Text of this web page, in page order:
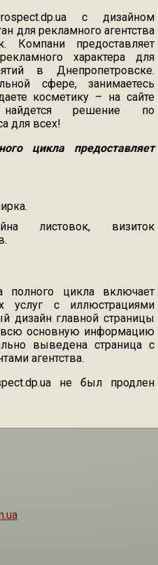
с дизайном
для рекламного агентства
Компани предоставляет
характера для
в Днепропетровске.
сфере, занимаетесь
косметику – на сайте
найдется решение по
для всех!
цикла предоставляет
листовок, визиток
полного цикла включает
услуг с иллюстрациями
дизайн главной страницы
всю основную информацию
выведена страница с
агентства.
не был продлен